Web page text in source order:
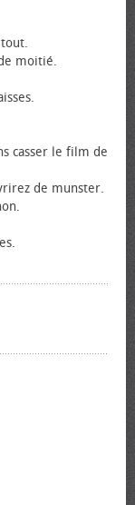
moitié.
casser le film de
de munster.